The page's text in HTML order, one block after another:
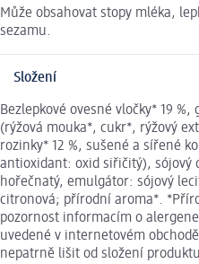
Může obsahovat stopy mléka,
sezamu.
Složení
Bezlepkové ovesné vločky* 19
(rýžová mouka*, cukr*, rýžový
rozinky* 12 %, sušené a sířené
antioxidant: oxid siřičitý),
hořečnatý, emulgátor: sójový
citronová; přírodní aroma*.
pozornost informacím o
uvedené v internetovém
nepatrně lišit od složení